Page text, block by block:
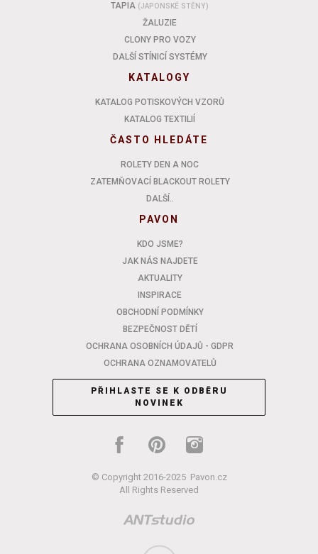
TAPIA (JAPONSKÉ STĚNY)
ŽALUZIE
CLONY PRO VOZY
DALŠÍ STÍNICÍ SYSTÉMY
KATALOGY
KATALOG POTISKOVÝCH VZORŮ
KATALOG TEXTILIÍ
ČASTO HLEDÁTE
ROLETY DEN A NOC
ZATEMŇOVACÍ BLACKOUT ROLETY
DALŠÍ..
PAVON
KDO JSME?
JAK NÁS NAJDETE
AKTUALITY
INSPIRACE
OBCHODNÍ PODMÍNKY
BEZPEČNOST DĚTÍ
OCHRANA OSOBNÍCH ÚDAJŮ - GDPR
OCHRANA OZNAMOVATELŮ
PŘIHLASTE SE K ODBĚRU
NOVINEK
© Copyright 2016-2025 Pavon.cz
All Rights Reserved